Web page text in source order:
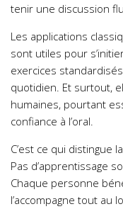
tenir une discussion
Les applications
sont utiles pour
exercices
quotidien. Et surtout,
humaines, pourtant
confiance à l’oral.
C’est ce qui distingue la
Pas d’apprentissage
Chaque personne
l’accompagne tout au